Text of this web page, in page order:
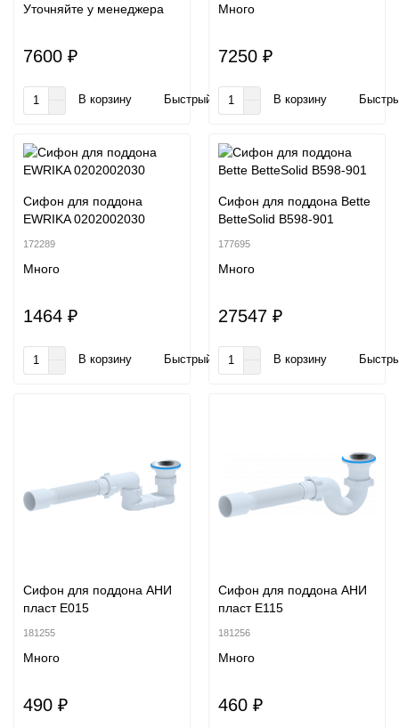
Уточняйте у менеджера
7600 ₽
В корзину Быстрый заказ
Много
7250 ₽
В корзину
Сифон для поддона
EWRIKA 0202002030
172289
Много
1464 ₽
В корзину Быстрый заказ
Сифон для поддона Bette
BetteSolid B598-901
177695
Много
27547 ₽
В корзину
Сифон для поддона АНИ
пласт E015
181255
Много
490 ₽
Сифон для поддона АНИ
пласт E115
181256
Много
460 ₽